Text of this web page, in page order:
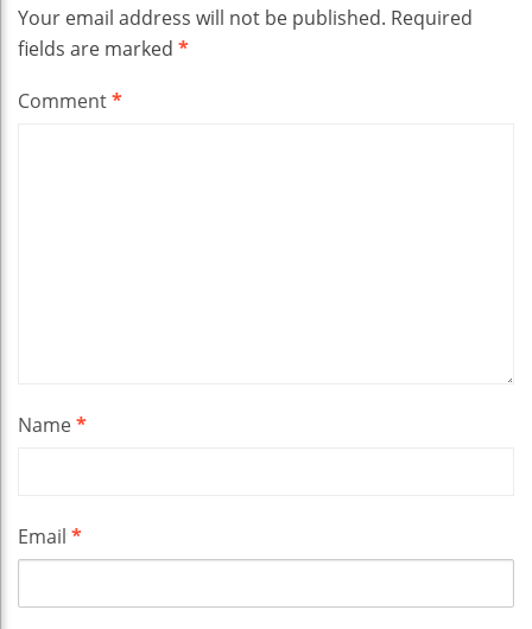
Your email address will not be published. Required
fields are marked *
Comment*
Name*
Email *